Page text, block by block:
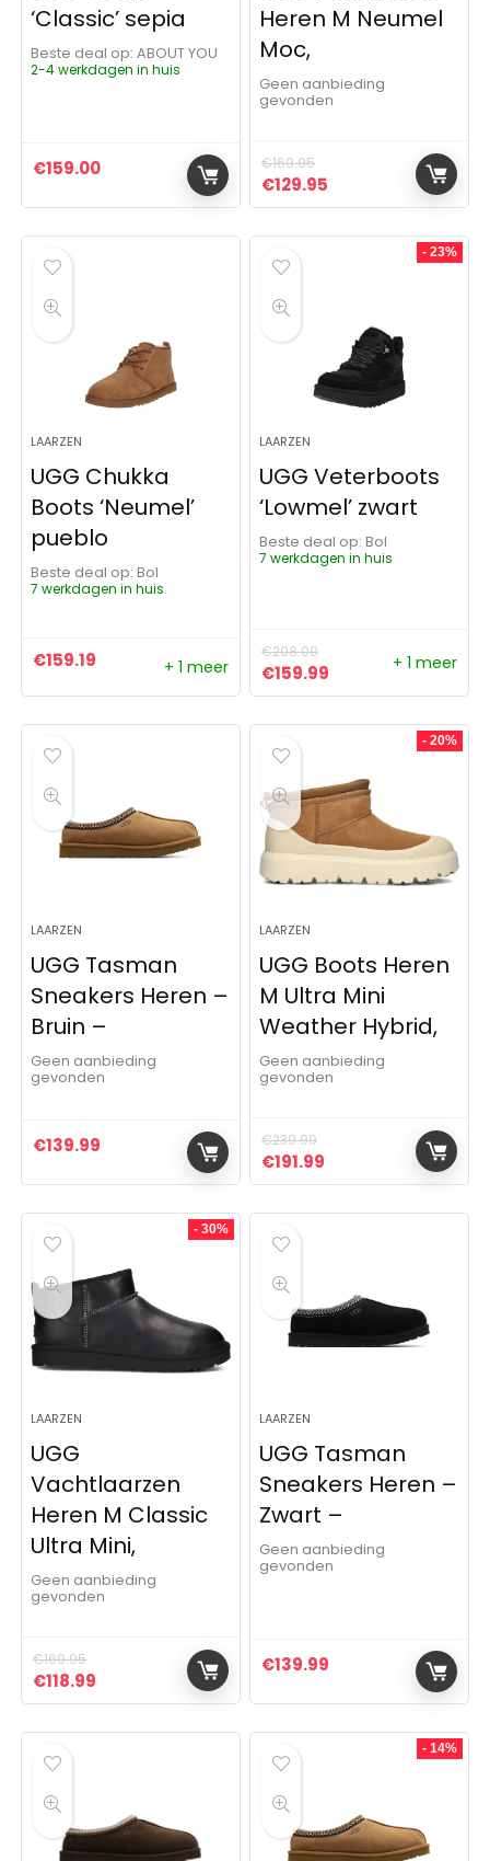
‘Classic’ sepia
Beste deal op:
ABOUT YOU
2-4 werkdagen in huis
€159.00
Heren M Neumel
Moc,
Geen aanbieding
gevonden
€169.95
Oorspronkelijke prijs was:
€129.95 Huidige prijs is:
LAARZEN
UGG Chukka
Boots ‘Neumel’
pueblo
Beste deal op:
Bol
7 werkdagen in huis
€159.19 + 1 meer
- 23%
LAARZEN
UGG Veterboots
‘Lowmel’ zwart
Beste deal op:
Bol
7 werkdagen in huis
€208.00
Oorspronkelijke prijs was:
€159.99 Huidige prijs is:
+ 1 meer
LAARZEN
UGG Tasman
Sneakers Heren –
Bruin –
Geen aanbieding
gevonden
€139.99
- 20%
LAARZEN
UGG Boots Heren
M Ultra Mini
Weather Hybrid,
Geen aanbieding
gevonden
€239.99
Oorspronkelijke prijs was:
€191.99 Huidige prijs is:
- 30%
LAARZEN
UGG
Vachtlaarzen
Heren M Classic
Ultra Mini,
Geen aanbieding
gevonden
€169.95
Oorspronkelijke prijs was: €169.95.
€118.99 Huidige prijs is: €118.99.
LAARZEN
UGG Tasman
Sneakers Heren –
Zwart –
Geen aanbieding
gevonden
€139.99
- 14%